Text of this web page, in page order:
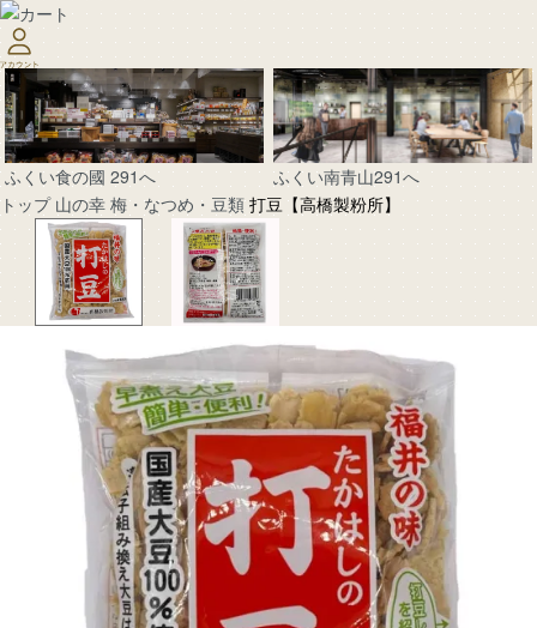
ふくい食の國 291へ
ふくい南青山291へ
トップ 山の幸 梅・なつめ・豆類 打豆【高橋製粉所】